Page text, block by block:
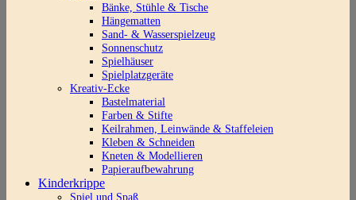
Bänke, Stühle & Tische
Hängematten
Sand- & Wasserspielzeug
Sonnenschutz
Spielhäuser
Spielplatzgeräte
Kreativ-Ecke
Bastelmaterial
Farben & Stifte
Keilrahmen, Leinwände & Staffeleien
Kleben & Schneiden
Kneten & Modellieren
Papieraufbewahrung
Kinderkrippe
Spiel und Spaß